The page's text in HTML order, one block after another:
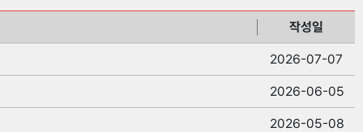
작성일
2026-07-07
2026-06-05
2026-05-08